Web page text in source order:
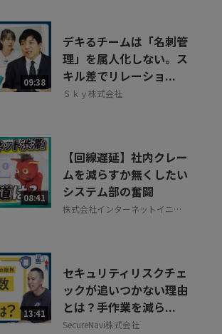
09:38
デキるチームは「名刺管
理」を属人化しない。ス
キル差でリレーショ...
Ｓｋｙ株式会社
08:41
【回線遅延】社内クレー
ムを減らすか無くしたい
システム部の奮闘
株式会社インターネットイニシ
13:41
セキュリティリスクチェ
ックが追いつかない理由
とは？手作業を減ら...
SecureNavi株式会社